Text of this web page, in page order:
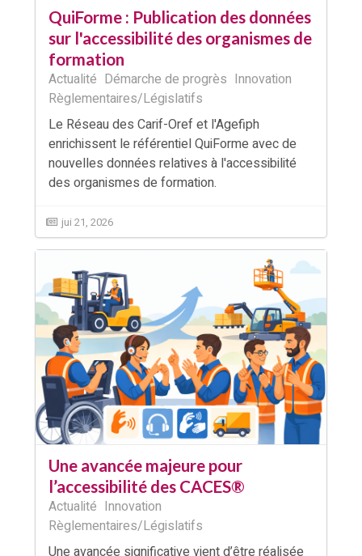
QuiForme : Publication des données
sur l'accessibilité des organismes de
formation
Actualité Démarche de progrès Innovation
Règlementaires/Législatifs
Le Réseau des Carif-Oref et l'Agefiph
enrichissent le référentiel QuiForme avec de
nouvelles données relatives à l'accessibilité
des organismes de formation.
jui 21, 2026
Une avancée majeure pour
l’accessibilité des CACES®
Actualité Innovation
Règlementaires/Législatifs
Une avancée significative vient d’être réalisée